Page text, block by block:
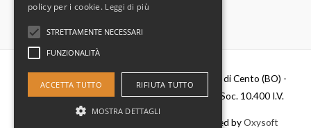
Diesel Parts Srl - Via Del Fosso,2 40066 - Pieve di Cento (BO) -
P.IVA 00637481201 - C.F. 0356411037 - Cap. Soc. 10.400 I.V.
- Powered byOxysoft
policy per i cookie. Leggi di più
STRETTAMENTE NECESSARI
FUNZIONALITÀ
ACCETTA TUTTO RIFIUTA TUTTO
MOSTRA DETTAGLI